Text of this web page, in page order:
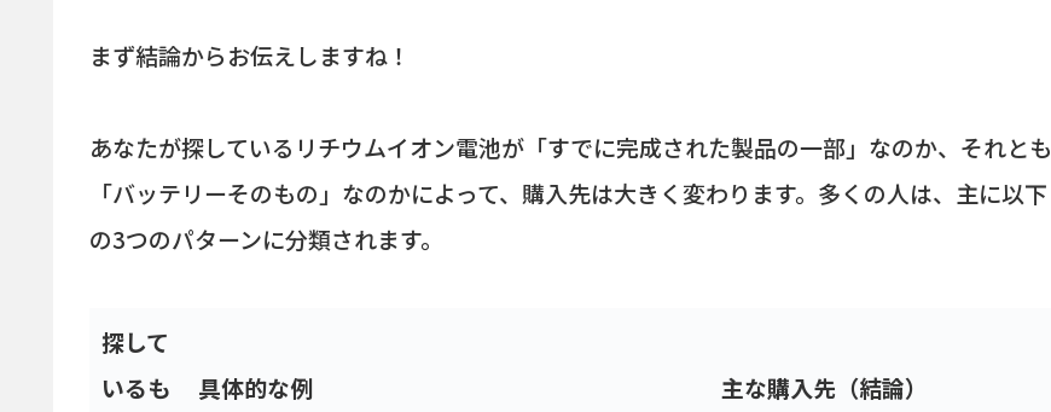
まず結論からお伝えしますね！
あなたが探しているリチウムイオン電池が「すでに完成された製品の一部」なのか、それとも
「バッテリーそのもの」なのかによって、購入先は大きく変わります。多くの人は、主に以下
の3つのパターンに分類されます。
探して
いるも
具体的な例 主な購入先（結論）